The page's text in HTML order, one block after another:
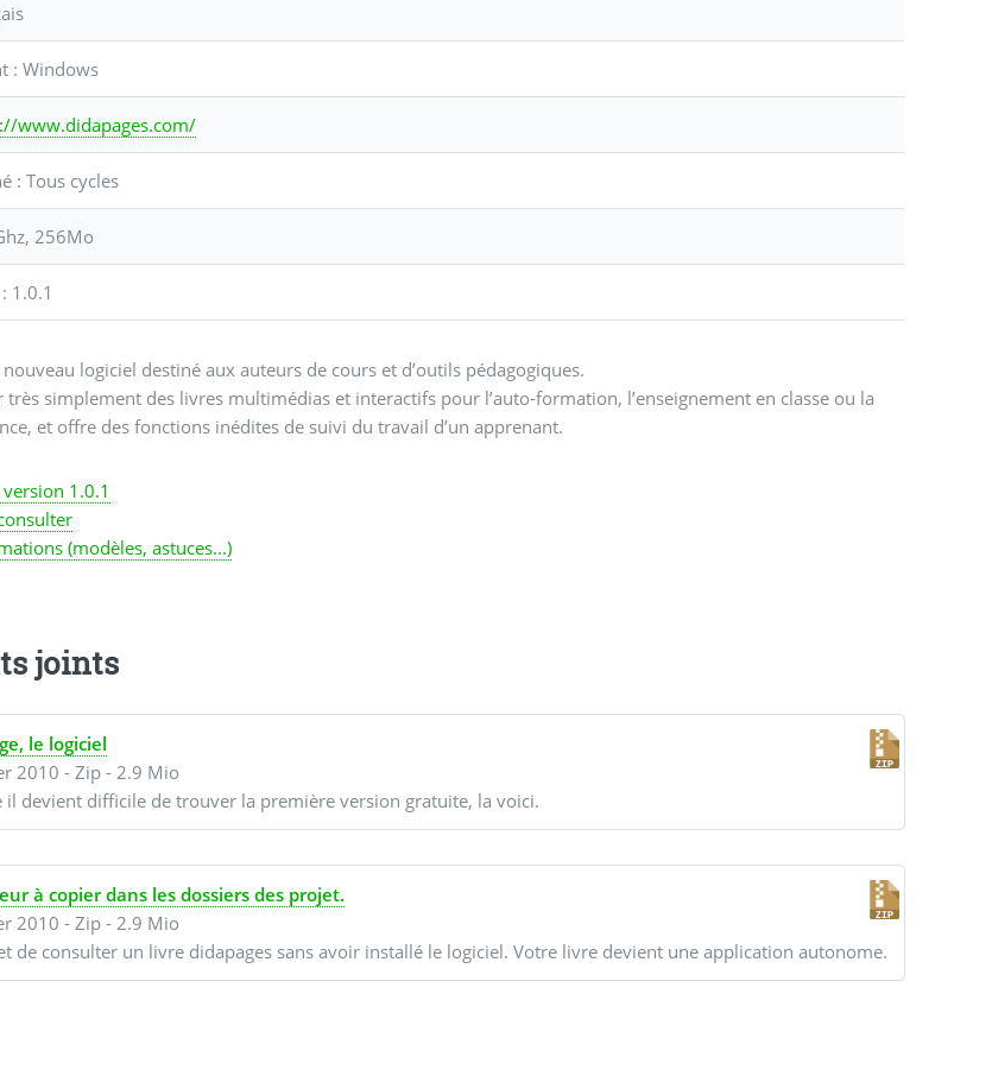
: Windows
www.didapages.com/
: Tous cycles
256Mo
1.0.1
logiciel destiné aux auteurs de cours et d’outils pédagogiques.
très simplement des livres multimédias et interactifs pour l’auto-formation, l’enseignement en classe ou la
et offre des fonctions inédites de suivi du travail d’un apprenant.
1.0.1
(modèles, astuces...)
joints
le logiciel
2010 -Zip -2.9 Mio
il devient difficile de trouver la première version gratuite, la voici.
à copier dans les dossiers des projet.
2010 -Zip - 2.9 Mio
de consulter un livre didapages sans avoir installé le logiciel. Votre livre devient une application autonome.